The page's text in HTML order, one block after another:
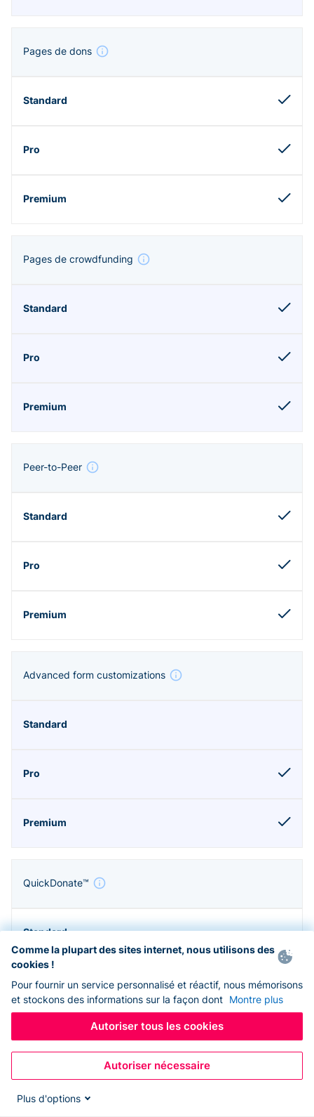
Pages de dons
Pages de crowdfunding
Peer-to-Peer
Advanced form customizations
QuickDonate™
Comme la plupart des sites internet, nous utilisons des
cookies !
Pour fournir un service personnalisé et réactif, nous mémorisons
et stockons des informations sur la façon dont Montre plus
Autoriser tous les cookies
Autoriser nécessaire
Plus d'options